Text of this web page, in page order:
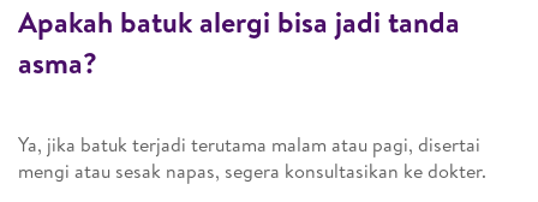
Apakah batuk alergi bisa jadi tanda
asma?
Ya, jika batuk terjadi terutama malam atau pagi, disertai
mengi atau sesak napas, segera konsultasikan ke dokter.